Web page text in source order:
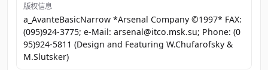
版权信息
a_AvanteBasicNarrow *Arsenal Company ©1997* FAX:
(095)924-3775; e-Mail: arsenal@itco.msk.su; Phone: (0
95)924-5811 (Design and Featuring W.Chufarofsky &
M.Slutsker)